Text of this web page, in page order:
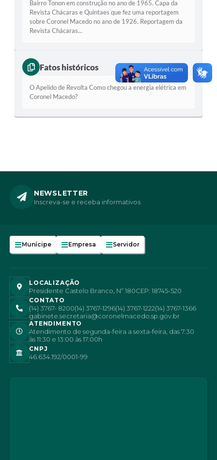
Bairro Tonon em construção no ano de 1965. Capa da
Revista Chácaras e Quintaes que fez uma reportagem
sobre Coronel Macedo no ano de 1926. Reportagem da
Revista Chácaras...
Fatos históricos
O Apelido de Revolta Como chegou a energia elétrica em
Coronel Macedo?
NEWSLETTER
Inscreva-se e receba informativos
Munícipe Empresa Servidor
LOCALIZAÇÃO
Presidente Castelo Branco, Nº 180CEP: 18745-520
CONTATO
(14) 3767- 8200(14) 3767-1296(14) 3767-1222(14) 3767-1366
gabinete.secretaria@coronelmacedo.sp.gov.br
ATENDIMENTO
Atendimento de segunda-feira a sexta-feira, das 7:30
às 11:30 e 13:00 às 17:00h
CNPJ
46.634.192/0001-99